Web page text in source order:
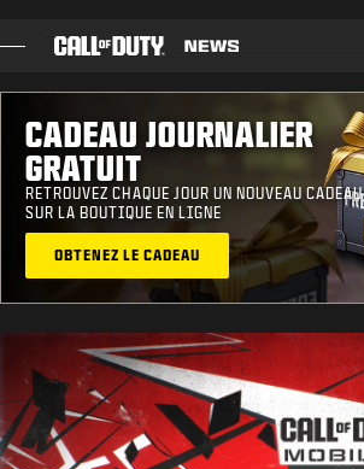
BILLET
GUIDES
NOTES DE CORRECTIF
ACTUS
BOUTIQUE
CADEAU JOURNALIER
GRATUIT
RETROUVEZ CHAQUE JOUR UN NOUVEAU CADEAU
SUR LA BOUTIQUE EN LIGNE
OBTENEZ LE CADEAU